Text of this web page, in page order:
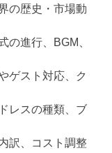
の歴史・市場動
の進行、BGM、
ゲスト対応、ク
レスの種類、ブ
訳、コスト調整